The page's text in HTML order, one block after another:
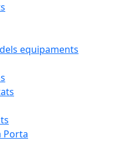
equipaments
Porta